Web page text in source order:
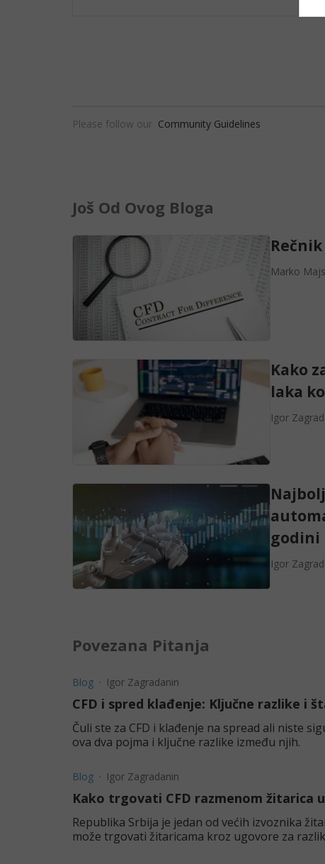
Please follow our Community Guidelines
Još Od Ovog Bloga
Marko
Kako
laka
Igor
godini
Igor
Povezana Pitanja
Blog Igor Zagradanin
CFD i spred klađenje: Ključne razlike i
Čuli ste za CFD i klađenje na spread ali niste
ova dva pojma i ključne razlike između njih.
Blog Igor Zagradanin
Kako trgovati CFD razmenom žitarica
Republika Srbija je jedan od većih izvoznika žitarica u svetu. Ovaj blog
može trgovati žitaricama kroz ugovore za